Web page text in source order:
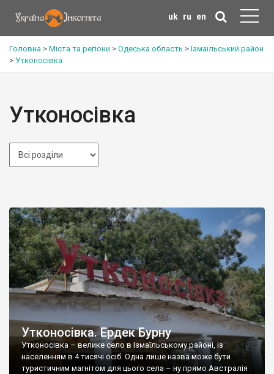
uk ru en
Головна > Міста та регіони > Одеська область > Ізмаїльський район
> Утконосівка
Утконосівка
Утконосівка. Ердек Бурну
Утконосівка – велике село в Ізмаїльському районі, із
населенням в 4 тисячі осіб. Одна лише назва може бути
туристичним магнітом для цього села – ну прямо Австралія